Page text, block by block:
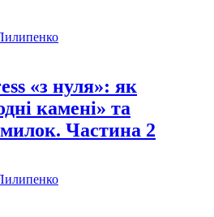
«з нуля»: як
камені» та
Частина 2